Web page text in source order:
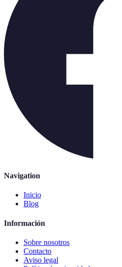
Navigation
Inicio
Blog
Información
Sobre nosotros
Contacto
Aviso legal